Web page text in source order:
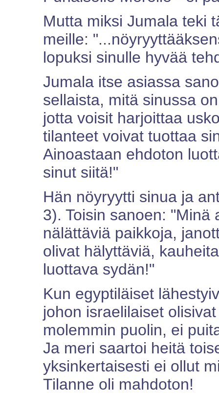
Mutta miksi Jumala teki
meille:
lopuksi sinulle hyvää
Jumala itse asiassa
sellaista, mitä sinussa
jotta voisit harjoittaa
tilanteet voivat tuottaa
Ainoastaan ehdoton
sinut siitä!"
Hän nöyryytti sinua ja
3). Toisin sanoen: "Minä
nälättäviä paikkoja,
olivat hälyttäviä,
luottava sydän!"
Kun egyptiläiset
johon israelilaiset
molemmin puolin, ei
Ja meri saartoi heitä
yksinkertaisesti ei ollut
Tilanne oli mahdoton!